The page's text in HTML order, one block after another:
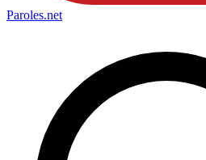
Paroles.net